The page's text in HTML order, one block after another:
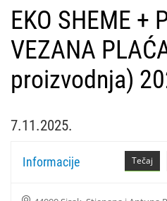
EKO SHEME +
VEZANA
proizvodnja)
7.11.2025.
Tečaj
Informacije